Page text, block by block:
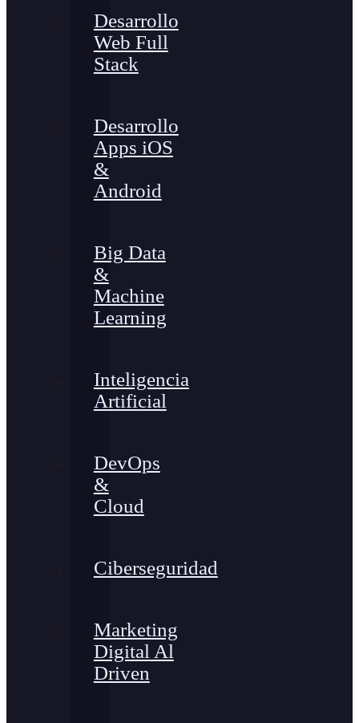
Desarrollo
Web Full
Stack
Desarrollo
Apps iOS
&
Android
Big Data
&
Machine
Learning
Inteligencia
Artificial
DevOps
&
Cloud
Ciberseguridad
Marketing
Digital Al
Driven